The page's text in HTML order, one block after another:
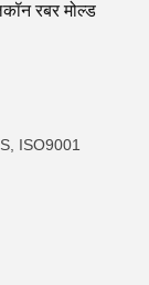
रबर मोल्ड
ISO9001